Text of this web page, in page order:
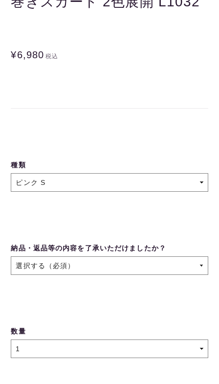
¥6,980 税込
種類
納品・返品等の内容を了承いただけましたか？
数量